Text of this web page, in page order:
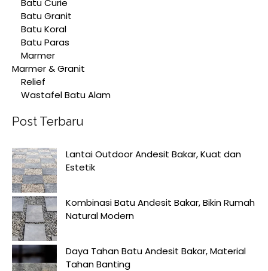
Batu Curie
Batu Granit
Batu Koral
Batu Paras
Marmer
Marmer & Granit
Relief
Wastafel Batu Alam
Post Terbaru
Lantai Outdoor Andesit Bakar, Kuat dan
Estetik
Kombinasi Batu Andesit Bakar, Bikin Rumah
Natural Modern
Daya Tahan Batu Andesit Bakar, Material
Tahan Banting